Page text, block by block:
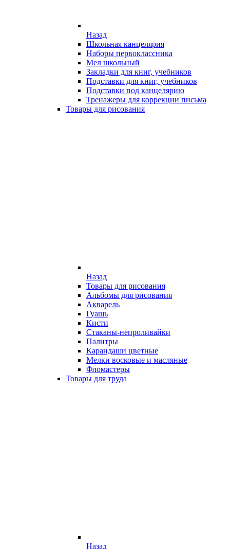
Назад
Школьная канцелярия
Наборы первоклассника
Мел школьный
Закладки для книг, учебников
Подставки для книг, учебников
Подставки под канцелярию
Тренажеры для коррекции письма
Товары для рисования
Назад
Товары для рисования
Альбомы для рисования
Акварель
Гуашь
Кисти
Стаканы-непроливайки
Палитры
Карандаши цветные
Мелки восковые и масляные
Фломастеры
Товары для труда
Назад